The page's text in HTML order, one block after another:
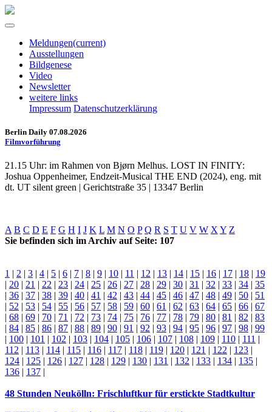
Meldungen(current)
Ausstellungen
Bildgenese
Video
Newsletter
weitere links
Impressum Datenschutzerklärung
Berlin Daily 07.08.2026
Filmvorführung
21.15 Uhr: im Rahmen von Bjørn Melhus. LOST IN FINITY:
Joshua Oppenheimer, Endzeit-Musical THE END (2024), eng. mit
dt. UT silent green | Gerichtstraße 35 | 13347 Berlin
A B C D E F G H I J K L M N O P Q R S T U V W X Y Z
Sie befinden sich im Archiv auf Seite: 107
1 | 2 | 3 | 4 | 5 | 6 | 7 | 8 | 9 | 10 | 11 | 12 | 13 | 14 | 15 | 16 | 17 | 18 | 19
| 20 | 21 | 22 | 23 | 24 | 25 | 26 | 27 | 28 | 29 | 30 | 31 | 32 | 33 | 34 | 35
| 36 | 37 | 38 | 39 | 40 | 41 | 42 | 43 | 44 | 45 | 46 | 47 | 48 | 49 | 50 | 51
| 52 | 53 | 54 | 55 | 56 | 57 | 58 | 59 | 60 | 61 | 62 | 63 | 64 | 65 | 66 | 67
| 68 | 69 | 70 | 71 | 72 | 73 | 74 | 75 | 76 | 77 | 78 | 79 | 80 | 81 | 82 | 83
| 84 | 85 | 86 | 87 | 88 | 89 | 90 | 91 | 92 | 93 | 94 | 95 | 96 | 97 | 98 | 99
| 100 | 101 | 102 | 103 | 104 | 105 | 106 | 107 | 108 | 109 | 110 | 111 |
112 | 113 | 114 | 115 | 116 | 117 | 118 | 119 | 120 | 121 | 122 | 123 |
124 | 125 | 126 | 127 | 128 | 129 | 130 | 131 | 132 | 133 | 134 | 135 |
136 | 137 |
48 Stunden Neukölln: Frischluftkur für erstickte Stadtkultur